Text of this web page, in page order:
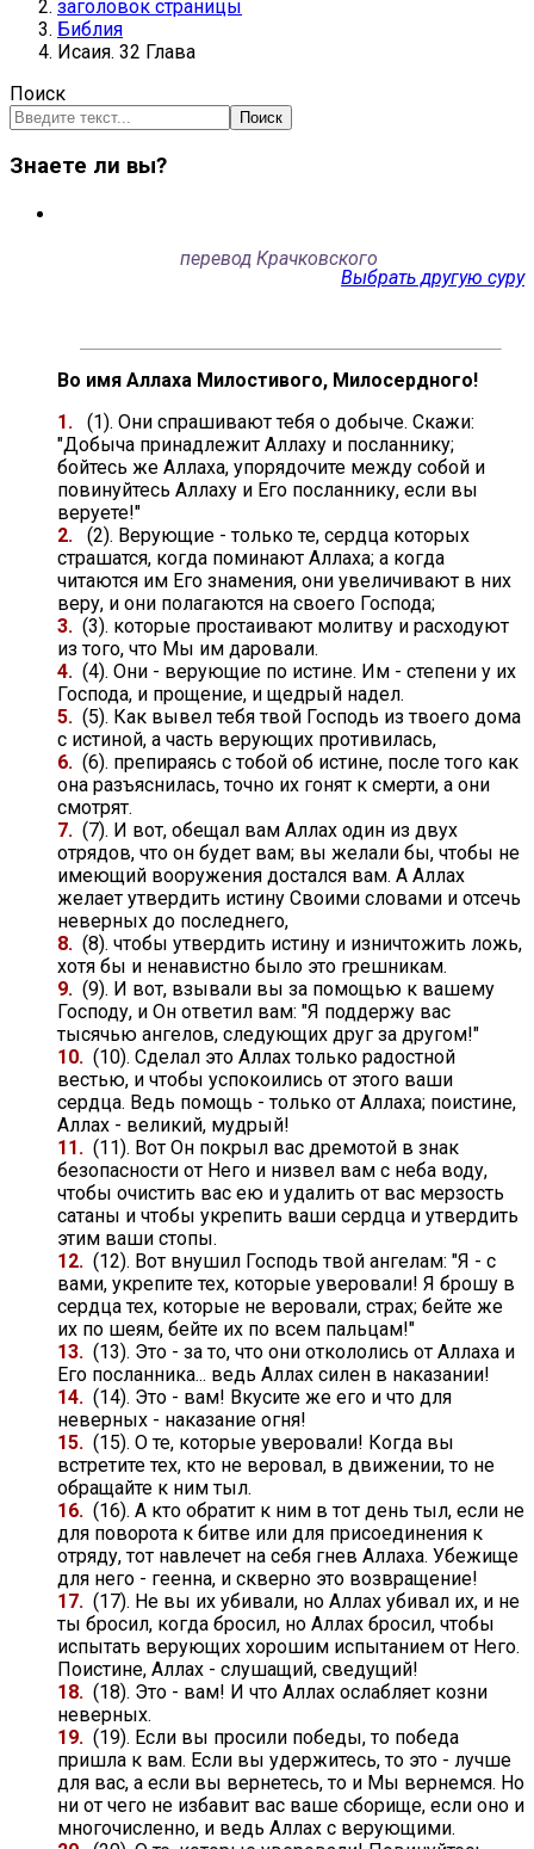
заголовок страницы
Библия
Исаия. 32 Глава
Поиск
Поиск
Знаете ли вы?
перевод Крачковского
Выбрать другую суру
Во имя Аллаха Милостивого, Милосердного!
1.
(1). Они спрашивают тебя о добыче. Скажи:
"Добыча принадлежит Аллаху и посланнику;
бойтесь же Аллаха, упорядочите между собой и
повинуйтесь Аллаху и Его посланнику, если вы
веруете!"
2.
(2). Верующие - только те, сердца которых
страшатся, когда поминают Аллаха; а когда
читаются им Его знамения, они увеличивают в них
веру, и они полагаются на своего Господа;
3. (3). которые простаивают молитву и расходуют
из того, что Мы им даровали.
4. (4). Они - верующие по истине. Им - степени у их
Господа, и прощение, и щедрый надел.
5. (5). Как вывел тебя твой Господь из твоего дома
с истиной, а часть верующих противилась,
6. (6). препираясь с тобой об истине, после того как
она разъяснилась, точно их гонят к смерти, а они
смотрят.
7. (7). И вот, обещал вам Аллах один из двух
отрядов, что он будет вам; вы желали бы, чтобы не
имеющий вооружения достался вам. А Аллах
желает утвердить истину Своими словами и отсечь
неверных до последнего,
8. (8). чтобы утвердить истину и изничтожить ложь,
хотя бы и ненавистно было это грешникам.
9. (9). И вот, взывали вы за помощью к вашему
Господу, и Он ответил вам: "Я поддержу вас
тысячью ангелов, следующих друг за другом!"
10. (10). Сделал это Аллах только радостной
вестью, и чтобы успокоились от этого ваши
сердца. Ведь помощь - только от Аллаха; поистине,
Аллах - великий, мудрый!
11. (11). Вот Он покрыл вас дремотой в знак
безопасности от Него и низвел вам с неба воду,
чтобы очистить вас ею и удалить от вас мерзость
сатаны и чтобы укрепить ваши сердца и утвердить
этим ваши стопы.
12. (12). Вот внушил Господь твой ангелам: "Я - с
вами, укрепите тех, которые уверовали! Я брошу в
сердца тех, которые не веровали, страх; бейте же
их по шеям, бейте их по всем пальцам!"
13. (13). Это - за то, что они откололись от Аллаха и
Его посланника... ведь Аллах силен в наказании!
14. (14). Это - вам! Вкусите же его и что для
неверных - наказание огня!
15. (15). О те, которые уверовали! Когда вы
встретите тех, кто не веровал, в движении, то не
обращайте к ним тыл.
16. (16). А кто обратит к ним в тот день тыл, если не
для поворота к битве или для присоединения к
отряду, тот навлечет на себя гнев Аллаха. Убежище
для него - геенна, и скверно это возвращение!
17. (17). Не вы их убивали, но Аллах убивал их, и не
ты бросил, когда бросил, но Аллах бросил, чтобы
испытать верующих хорошим испытанием от Него.
Поистине, Аллах - слушащий, сведущий!
18. (18). Это - вам! И что Аллах ослабляет козни
неверных.
19. (19). Если вы просили победы, то победа
пришла к вам. Если вы удержитесь, то это - лучше
для вас, а если вы вернетесь, то и Мы вернемся. Но
ни от чего не избавит вас ваше сборище, если оно и
многочисленно, и ведь Аллах с верующими.